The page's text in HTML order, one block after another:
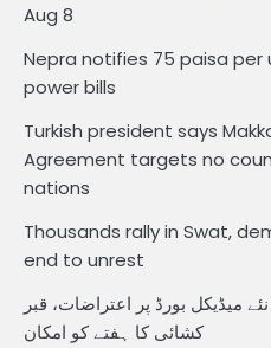
Aug 8
Nepra notifies 75 paisa per
power bills
Turkish president says
Agreement targets no
nations
Thousands rally in Swat,
end to unrest
میڈیکل بورڈ پر اعتراضات، قبر
کشائی کا ہفتے کو امکان